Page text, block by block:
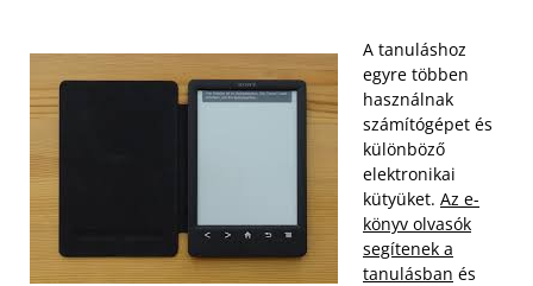
A tanuláshoz
egyre többen
használnak
számítógépet és
különböző
elektronikai
kütyüket. Az e-
könyv olvasók
segítenek a
tanulásban és